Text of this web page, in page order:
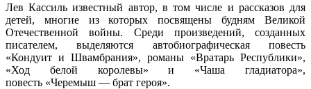
Лев Кассиль известный автор, в том числе и рассказов для
детей, многие из которых посвящены будням Великой
Отечественной войны. Среди произведений, созданных
писателем, выделяются автобиографическая повесть
«Кондуит и Швамбрания», романы «Вратарь Республики»,
«Ход белой королевы» и «Чаша гладиатора»,
повесть «Черемыш — брат героя».